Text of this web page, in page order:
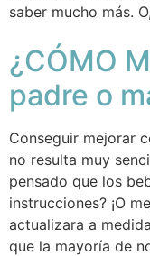
saber mucho más.
¿CÓMO
padre o
Conseguir mejorar
no resulta muy
pensado que los
instrucciones? ¡O
actualizara a
que la mayoría de